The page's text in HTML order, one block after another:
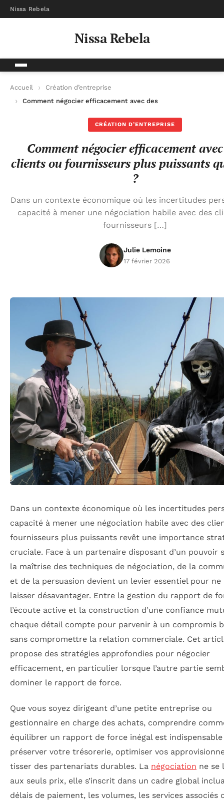
Nissa Rebela
Nissa Rebela
Accueil
Création d’entreprise
Comment négocier efficacement avec des clients ou
CRÉATION D’ENTREPRISE
Comment négocier efficacement
clients ou fournisseurs plus puissants
?
Dans un contexte économique où les incertitudes
capacité à mener une négociation habile avec des
fournisseurs […]
Julie Lemoine
17 février 2026
Dans un contexte économique où les incertitudes
capacité à mener une négociation habile avec des
fournisseurs plus puissants revêt une importance
cruciale. Face à un partenaire disposant d’un pouvoir
la maîtrise des techniques de négociation, de la
et de la persuasion devient un levier essentiel pour ne
laisser désavantager. Entre la gestion du rapport de
l’écoute active et la construction d’une confiance
chaque détail compte pour parvenir à un compromis
sans compromettre la relation commerciale. Cet
propose des stratégies approfondies pour négocier
efficacement, en particulier lorsque l’autre partie
dominer le rapport de force.
Que vous soyez dirigeant d’une petite entreprise ou
gestionnaire en charge des achats, comprendre
équilibrer un rapport de force inégal est
préserver votre trésorerie, optimiser vos
tisser des partenariats durables. La négociation ne se
aux seuls prix, elle s’inscrit dans un cadre global
délais de paiement, les volumes, les services associés